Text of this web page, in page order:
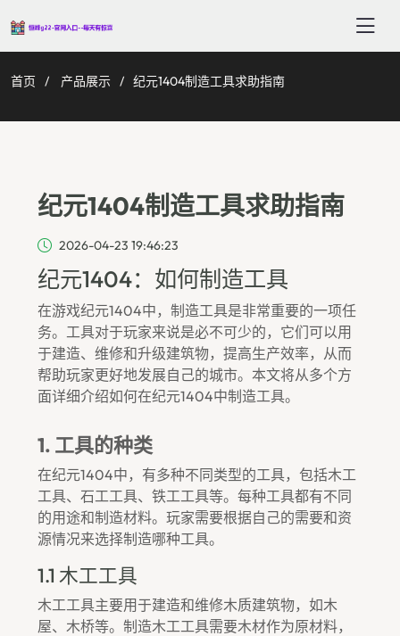
首页 产品展示 纪元1404制造工具求助指南
纪元1404制造工具求助指南
2026-04-23 19:46:23
纪元1404：如何制造工具
在游戏纪元1404中，制造工具是非常重要的一项任
务。工具对于玩家来说是必不可少的，它们可以用
于建造、维修和升级建筑物，提高生产效率，从而
帮助玩家更好地发展自己的城市。本文将从多个方
面详细介绍如何在纪元1404中制造工具。
1. 工具的种类
在纪元1404中，有多种不同类型的工具，包括木工
工具、石工工具、铁工工具等。每种工具都有不同
的用途和制造材料。玩家需要根据自己的需要和资
源情况来选择制造哪种工具。
1.1 木工工具
木工工具主要用于建造和维修木质建筑物，如木
屋、木桥等。制造木工工具需要木材作为原材料，